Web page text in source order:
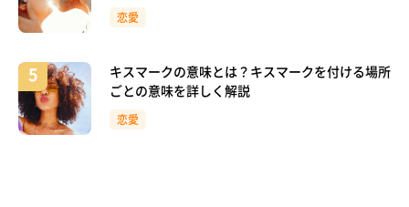
恋愛
キスマークの意味とは？キスマークを付ける場所
ごとの意味を詳しく解説
恋愛